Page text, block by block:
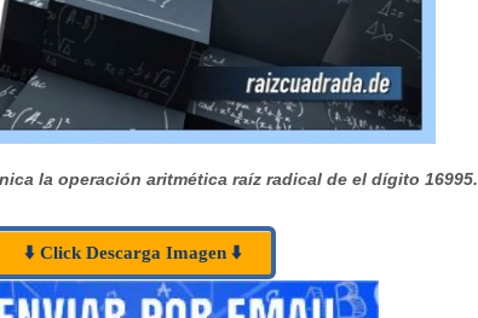
la operación aritmética raíz radical de el dígito 16995.
⬇️ Click Descarga Imagen ⬇️